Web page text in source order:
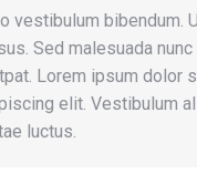
vestibulum bibendum.
Sed malesuada nunc
Lorem ipsum dolor
elit. Vestibulum
luctus.